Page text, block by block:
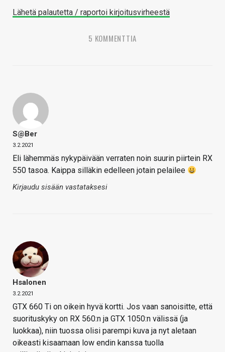
Lähetä palautetta / raportoi kirjoitusvirheestä
5 KOMMENTTIA
S@ber
3.2.2021
Eli lähemmäs nykypäivään verraten noin suurin piirtein RX
550 tasoa. Kaippa silläkin edelleen jotain pelailee
Kirjaudu sisään vastataksesi
Hsalonen
3.2.2021
GTX 660 Ti on oikein hyvä kortti. Jos vaan sanoisitte, että
suorituskyky on RX 560:n ja GTX 1050:n välissä (ja
luokkaa), niin tuossa olisi parempi kuva ja nyt aletaan
oikeasti kisaamaan low endin kanssa tuolla